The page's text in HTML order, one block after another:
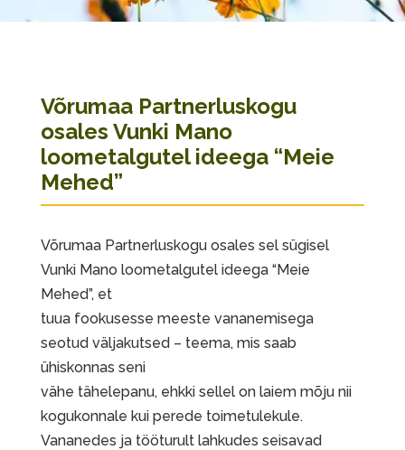
Võrumaa Partnerluskogu
osales Vunki Mano
loometalgutel ideega “Meie
Mehed”
Võrumaa Partnerluskogu osales sel sügisel
Vunki Mano loometalgutel ideega “Meie
Mehed”, et
tuua fookusesse meeste vananemisega
seotud väljakutsed – teema, mis saab
ühiskonnas seni
vähe tähelepanu, ehkki sellel on laiem mõju nii
kogukonnale kui perede toimetulekule.
Vananedes ja tööturult lahkudes seisavad